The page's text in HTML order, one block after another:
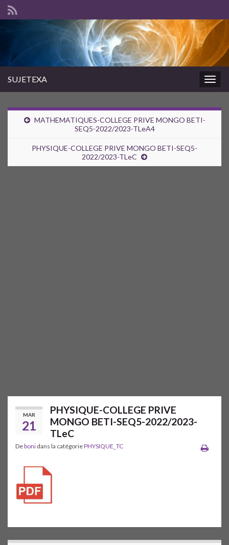
SUJETEXA
MATHEMATIQUES-COLLEGE PRIVE MONGO BETI-
SEQ5-2022/2023-TLeA4
PHYSIQUE-COLLEGE PRIVE MONGO BETI-SEQ5-
2022/2023-TLeC
MAR
21
PHYSIQUE-COLLEGE PRIVE
MONGO BETI-SEQ5-2022/2023-
TLeC
Deboni dans la catégoriePHYSIQUE_TC